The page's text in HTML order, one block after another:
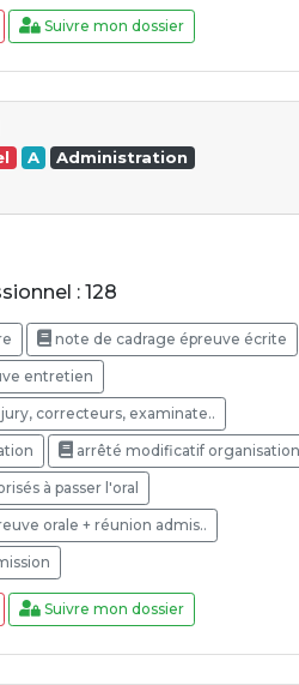
Suivre mon dossier
A Administration
: 128
note de cadrage épreuve écrite
entretien
correcteurs, examinate..
arrêté modificatif organisation
à passer l'oral
orale + réunion admis..
Suivre mon dossier